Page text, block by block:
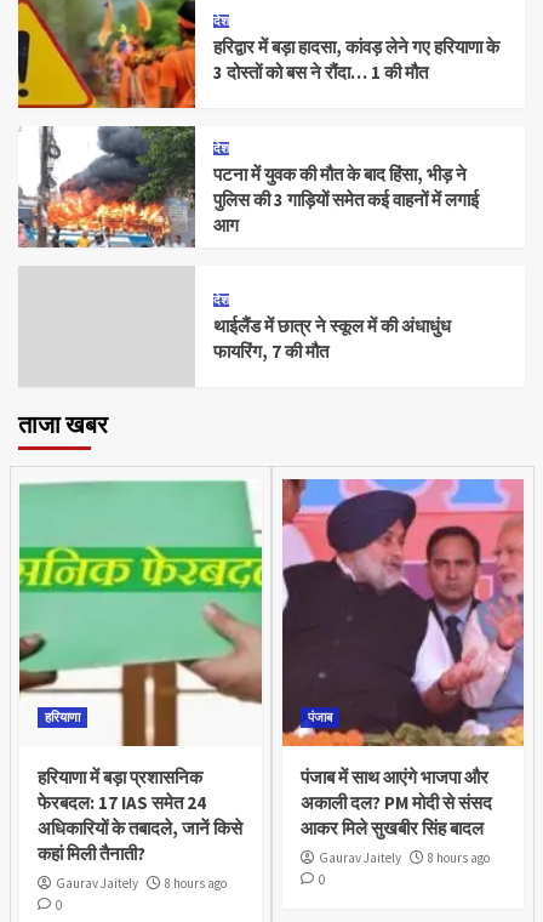
देश
हरिद्वार में बड़ा हादसा, कांवड़ लेने गए हरियाणा के
3 दोस्तों को बस ने रौंदा… 1 की मौत
देश
पटना में युवक की मौत के बाद हिंसा, भीड़ ने
पुलिस की 3 गाड़ियों समेत कई वाहनों में लगाई
आग
देश
थाईलैंड में छात्र ने स्कूल में की अंधाधुंध
फायरिंग, 7 की मौत
ताजा खबर
हरियाणा
हरियाणा में बड़ा प्रशासनिक
फेरबदल: 17 IAS समेत 24
अधिकारियों के तबादले, जानें किसे
कहां मिली तैनाती?
Gaurav Jaitely
8 hours ago
0
पंजाब
पंजाब में साथ आएंगे भाजपा और
अकाली दल? PM मोदी से संसद
आकर मिले सुखबीर सिंह बादल
Gaurav Jaitely
8 hours ago
0